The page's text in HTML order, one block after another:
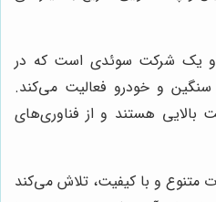
یک شرکت سوئدی است که در
سنگین و خودرو فعالیت می‌کند.
بالایی هستند و از فناوری‌های
متنوع و با کیفیت، تلاش می‌کند